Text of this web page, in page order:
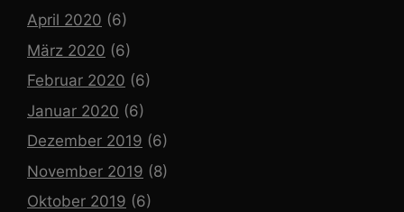
April 2020 (6)
März 2020 (6)
Februar 2020 (6)
Januar 2020 (6)
Dezember 2019 (6)
November 2019 (8)
Oktober 2019 (6)